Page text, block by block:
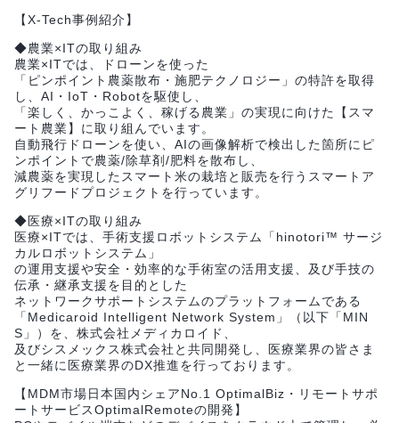
【X-Tech事例紹介】
◆農業×ITの取り組み
農業×ITでは、ドローンを使った
「ピンポイント農薬散布・施肥テクノロジー」の特許を取得
し、AI・IoT・Robotを駆使し、
「楽しく、かっこよく、稼げる農業」の実現に向けた【スマ
ート農業】に取り組んでいます。
自動飛行ドローンを使い、AIの画像解析で検出した箇所にピ
ンポイントで農薬/除草剤/肥料を散布し、
減農薬を実現したスマート米の栽培と販売を行うスマートア
グリフードプロジェクトを行っています。
◆医療×ITの取り組み
医療×ITでは、手術支援ロボットシステム「hinotori™ サージ
カルロボットシステム」
の運用支援や安全・効率的な手術室の活用支援、及び手技の
伝承・継承支援を目的とした
ネットワークサポートシステムのプラットフォームである
「Medicaroid Intelligent Network System」（以下「MIN
S」）を、株式会社メディカロイド、
及びシスメックス株式会社と共同開発し、医療業界の皆さま
と一緒に医療業界のDX推進を行っております。
【MDM市場日本国内シェアNo.1 OptimalBiz・リモートサポ
ートサービスOptimalRemoteの開発】